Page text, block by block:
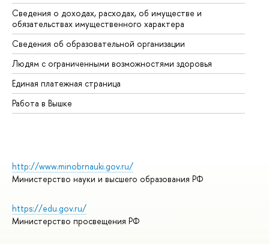
Сведения о доходах, расходах, об имуществе и
обязательствах имущественного характера
Сведения об образовательной организации
Людям с ограниченными возможностями здоровья
Единая платежная страница
Работа в Вышке
http://www.minobrnauki.gov.ru/
Министерство науки и высшего образования РФ
https://edu.gov.ru/
Министерство просвещения РФ